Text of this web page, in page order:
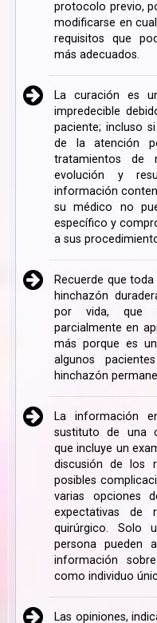
protocolo previo,
modificarse en
requisitos que
más adecuados.
La curación es
impredecible
paciente; incluso
de la atención
tratamientos de
evolución y
información
su médico no
específico y
a sus
Recuerde que
hinchazón
por vida, que
parcialmente en
más porque es
algunos
hinchazón
La información
sustituto de una
que incluye un
discusión de los
posibles
varias opciones
expectativas de
quirúrgico. Solo
persona pueden
información
como individuo
Las opiniones,